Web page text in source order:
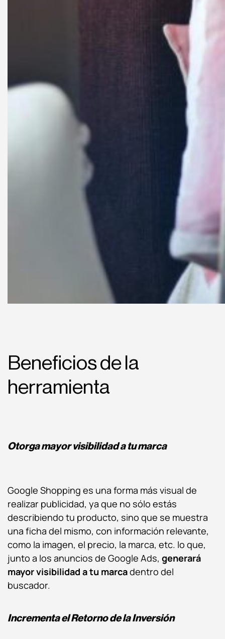
Beneficios de la
herramienta
Otorga mayor visibilidad a tu marca
Google Shopping es una forma más visual de
realizar publicidad, ya que no sólo estás
describiendo tu producto, sino que se muestra
una ficha del mismo, con información relevante,
como la imagen, el precio, la marca, etc. lo que,
junto a los anuncios de Google Ads, generará
mayor visibilidad a tu marcadentro del
buscador.
Incrementa el Retorno de la Inversión